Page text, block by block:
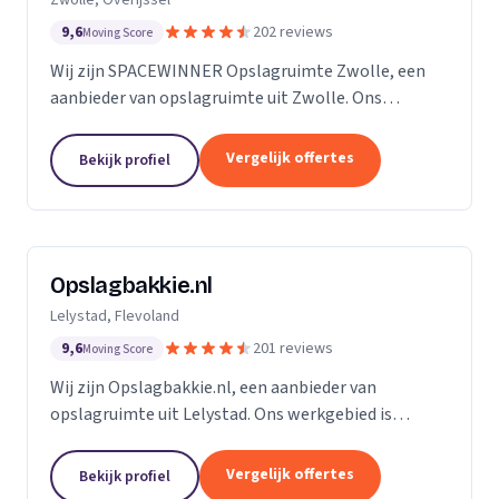
9,6Moving Score 202 reviews
Wij zijn SPACEWINNER Opslagruimte Zwolle, een
aanbieder van opslagruimte uit Zwolle. Ons
Bekijk profiel Vergelijk offertes
Opslagbakkie.nl
Lelystad, Flevoland
9,6Moving Score 201 reviews
Wij zijn Opslagbakkie.nl, een aanbieder van
opslagruimte uit Lelystad. Ons werkgebied is
Bekijk profiel Vergelijk offertes